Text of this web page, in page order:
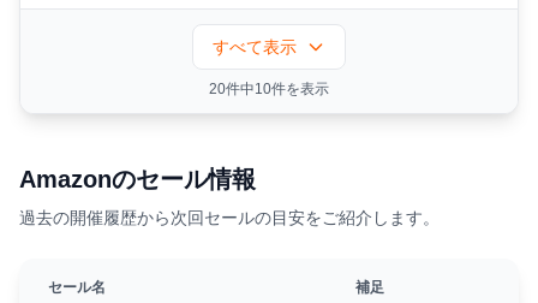
すべて表示
20件中10件を表示
Amazonのセール情報
過去の開催履歴から次回セールの目安をご紹介します。
セール名 補足